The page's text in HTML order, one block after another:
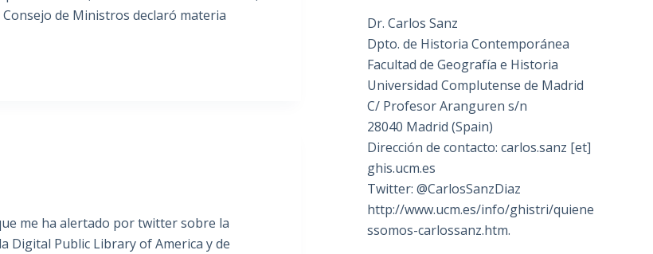
de Ministros declaró materia
me ha alertado por twitter sobre la
Digital Public Library of America y de
Dr. Carlos Sanz
Dpto. de Historia Contemporánea
Facultad de Geografía e Historia
Universidad Complutense de Madrid
C/ Profesor Aranguren s/n
28040 Madrid (Spain)
Dirección de contacto: carlos.sanz [et]
ghis.ucm.es
Twitter: @CarlosSanzDiaz
http://www.ucm.es/info/ghistri/quiene
ssomos-carlossanz.htm.